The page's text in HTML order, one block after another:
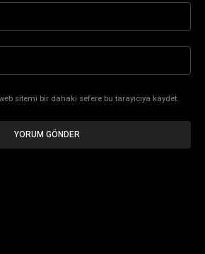
sitemi bir dahaki sefere bu tarayıcıya kaydet.